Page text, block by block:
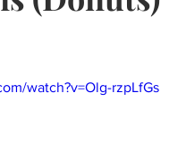
watch?v=Olg-rzpLfGs